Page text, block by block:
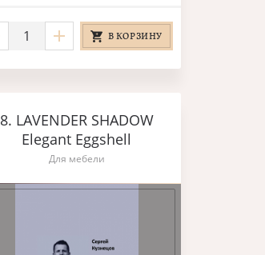
В КОРЗИНУ
8. LAVENDER SHADOW
Elegant Eggshell
Для мебели